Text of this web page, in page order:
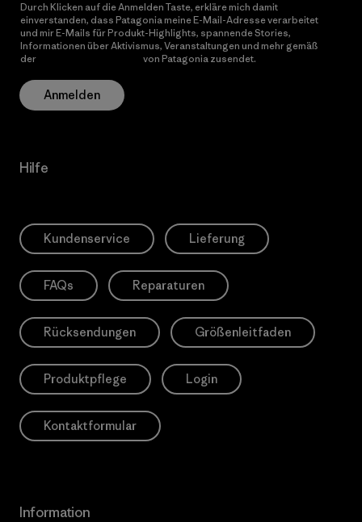
Durch Klicken auf die Anmelden Taste, erkläre mich damit
einverstanden, dass Patagonia meine E-Mail-Adresse verarbeitet
und mir E-Mails für Produkt-Highlights, spannende Stories,
Informationen über Aktivismus, Veranstaltungen und mehr gemäß
der
von Patagonia zusendet.
Anmelden
Hilfe
Kundenservice Lieferung
FAQs Reparaturen
Rücksendungen Größenleitfaden
Produktpflege Login
Kontaktformular
Information